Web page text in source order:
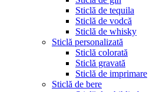
Sticlă de tequila
Sticlă de vodcă
Sticlă de whisky
Sticlă personalizată
Sticlă colorată
Sticlă gravată
Sticlă de imprimare
Sticlă de bere